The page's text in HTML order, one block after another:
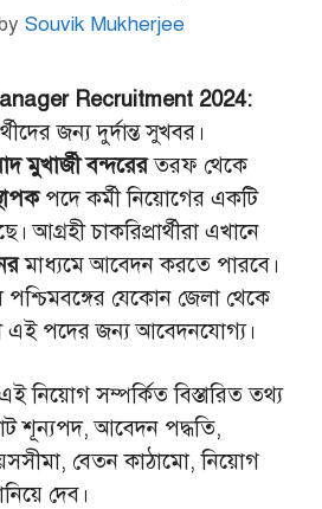
Souvik Mukherjee
Recruitment 2024:
জন্য দুর্দান্ত সুখবর।
মুখার্জী বন্দরেরতরফ থেকে
পদে কর্মী নিয়োগের একটি
আগ্রহী চাকরিপ্রার্থীরা এখানে
মাধ্যমে আবেদন করতে পারবে।
যেকোন জেলা থেকে
এই পদের জন্য আবেদনযোগ্য।
নিয়োগ সম্পর্কিত বিস্তারিত তথ্য
শূন্যপদ, আবেদন পদ্ধতি,
বেতন কাঠামো, নিয়োগ
দেব।